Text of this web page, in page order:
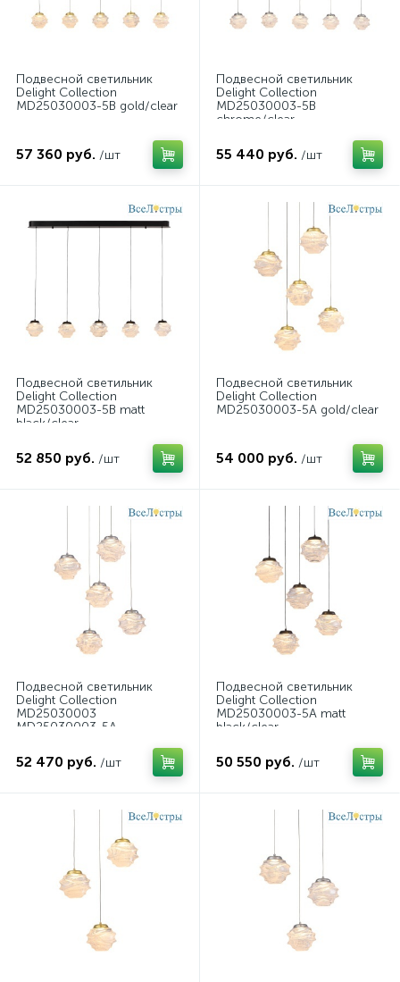
Подвесной светильник
Delight Collection
MD25030003-5B gold/clear
57 360 руб. /шт
Подвесной светильник
Delight Collection
MD25030003-5B
chrome/clear
55 440 руб. /шт
Подвесной светильник
Delight Collection
MD25030003-5B matt
black/clear
52 850 руб. /шт
Подвесной светильник
Delight Collection
MD25030003-5A gold/clear
54 000 руб. /шт
Подвесной светильник
Delight Collection
MD25030003
MD25030003-5A
52 470 руб. /шт
Подвесной светильник
Delight Collection
MD25030003-5A matt
black/clear
50 550 руб. /шт